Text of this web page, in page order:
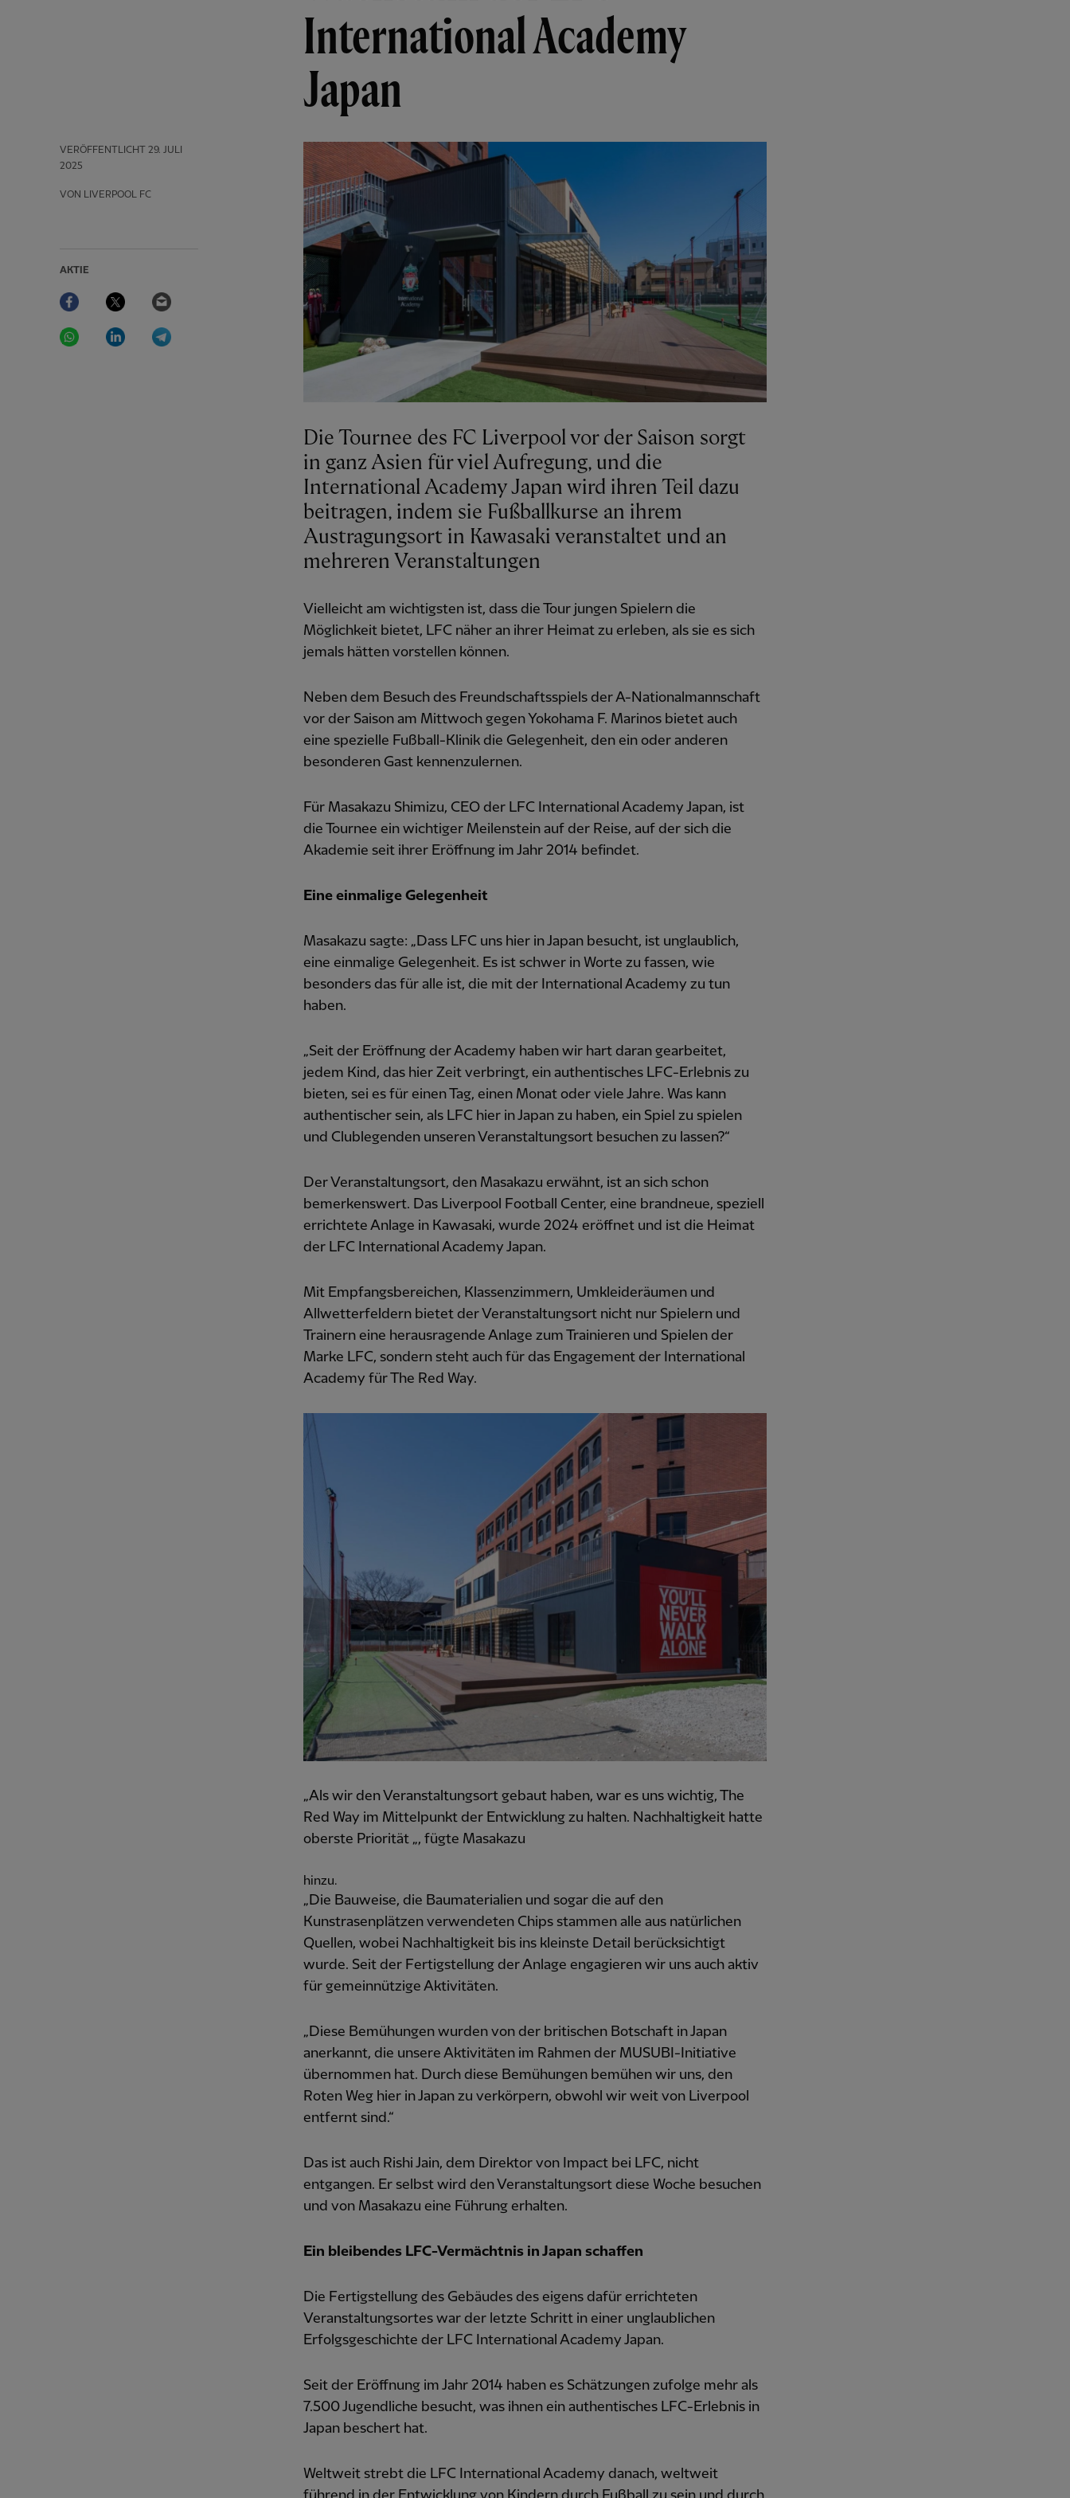
International Academy
Japan
VERÖFFENTLICHT 29. JULI
2025
VON LIVERPOOL FC
AKTIE
Facebook Twitter
WhatsAppLinkedIn
Die Tournee des FC Liverpool vor der Saison sorgt
in ganz Asien für viel Aufregung, und die
International Academy Japan wird ihren Teil dazu
beitragen, indem sie Fußballkurse an ihrem
Austragungsort in Kawasaki veranstaltet und an
mehreren Veranstaltungen
Vielleicht am wichtigsten ist, dass die Tour jungen Spielern die
Möglichkeit bietet, LFC näher an ihrer Heimat zu erleben, als sie es sich
jemals hätten vorstellen können.
Neben dem Besuch des Freundschaftsspiels der A-Nationalmannschaft
vor der Saison am Mittwoch gegen Yokohama F. Marinos bietet auch
eine spezielle Fußball-Klinik die Gelegenheit, den ein oder anderen
besonderen Gast kennenzulernen.
Für Masakazu Shimizu, CEO der LFC International Academy Japan, ist
die Tournee ein wichtiger Meilenstein auf der Reise, auf der sich die
Akademie seit ihrer Eröffnung im Jahr 2014 befindet.
Eine einmalige Gelegenheit
Masakazu sagte: „Dass LFC uns hier in Japan besucht, ist unglaublich,
eine einmalige Gelegenheit. Es ist schwer in Worte zu fassen, wie
besonders das für alle ist, die mit der International Academy zu tun
haben.
„Seit der Eröffnung der Academy haben wir hart daran gearbeitet,
jedem Kind, das hier Zeit verbringt, ein authentisches LFC-Erlebnis zu
bieten, sei es für einen Tag, einen Monat oder viele Jahre. Was kann
authentischer sein, als LFC hier in Japan zu haben, ein Spiel zu spielen
und Clublegenden unseren Veranstaltungsort besuchen zu lassen?“
Der Veranstaltungsort, den Masakazu erwähnt, ist an sich schon
bemerkenswert. Das Liverpool Football Center, eine brandneue, speziell
errichtete Anlage in Kawasaki, wurde 2024 eröffnet und ist die Heimat
der LFC International Academy Japan.
Mit Empfangsbereichen, Klassenzimmern, Umkleideräumen und
Allwetterfeldern bietet der Veranstaltungsort nicht nur Spielern und
Trainern eine herausragende Anlage zum Trainieren und Spielen der
Marke LFC, sondern steht auch für das Engagement der International
Academy für The Red Way.
„Als wir den Veranstaltungsort gebaut haben, war es uns wichtig, The
Red Way im Mittelpunkt der Entwicklung zu halten. Nachhaltigkeit hatte
oberste Priorität „, fügte Masakazu
hinzu.
„Die Bauweise, die Baumaterialien und sogar die auf den
Kunstrasenplätzen verwendeten Chips stammen alle aus natürlichen
Quellen, wobei Nachhaltigkeit bis ins kleinste Detail berücksichtigt
wurde. Seit der Fertigstellung der Anlage engagieren wir uns auch aktiv
für gemeinnützige Aktivitäten.
„Diese Bemühungen wurden von der britischen Botschaft in Japan
anerkannt, die unsere Aktivitäten im Rahmen der MUSUBI-Initiative
übernommen hat. Durch diese Bemühungen bemühen wir uns, den
Roten Weg hier in Japan zu verkörpern, obwohl wir weit von Liverpool
entfernt sind.“
Das ist auch Rishi Jain, dem Direktor von Impact bei LFC, nicht
entgangen. Er selbst wird den Veranstaltungsort diese Woche besuchen
und von Masakazu eine Führung erhalten.
Ein bleibendes LFC-Vermächtnis in Japan schaffen
Die Fertigstellung des Gebäudes des eigens dafür errichteten
Veranstaltungsortes war der letzte Schritt in einer unglaublichen
Erfolgsgeschichte der LFC International Academy Japan.
Seit der Eröffnung im Jahr 2014 haben es Schätzungen zufolge mehr als
7.500 Jugendliche besucht, was ihnen ein authentisches LFC-Erlebnis in
Japan beschert hat.
Weltweit strebt die LFC International Academy danach, weltweit